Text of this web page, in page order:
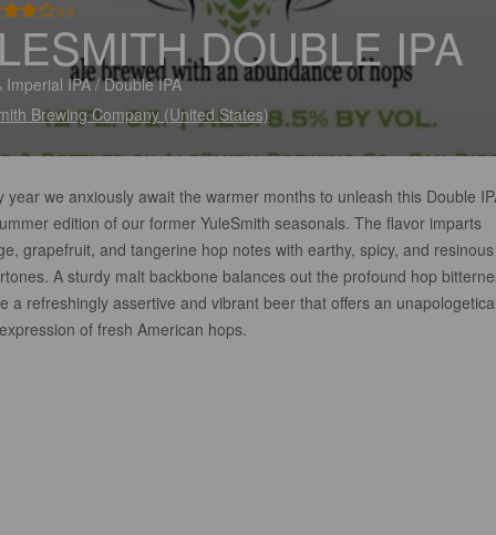
3.8
DOUBLE IPA
Imperial IPA / Double IPA
Brewing Company (United States)
year we anxiously await the warmer months to unleash this Double
edition of our former YuleSmith seasonals. The flavor imparts
grapefruit, and tangerine hop notes with earthy, spicy, and
A sturdy malt backbone balances out the profound hop
a refreshingly assertive and vibrant beer that offers an
of fresh American hops.